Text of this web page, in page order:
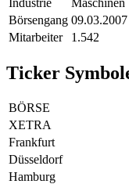
Industrie
Maschinen
Börsengang 09.03.2007
Mitarbeiter
1.542
Ticker
BÖRSE
XETRA
Frankfurt
Düsseldorf
Hamburg